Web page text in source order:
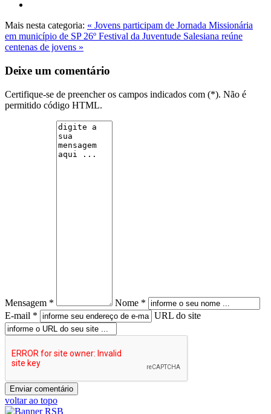
Mais nesta categoria: « Jovens participam de Jornada Missionária
em município de SP 26º Festival da Juventude Salesiana reúne
centenas de jovens »
Deixe um comentário
Certifique-se de preencher os campos indicados com (*). Não é
permitido código HTML.
Mensagem *
Nome *
E-mail *
URL do site
voltar ao topo